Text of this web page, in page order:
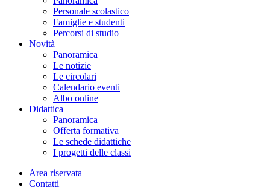
Personale scolastico
Famiglie e studenti
Percorsi di studio
Novità
Panoramica
Le notizie
Le circolari
Calendario eventi
Albo online
Didattica
Panoramica
Offerta formativa
Le schede didattiche
I progetti delle classi
Area riservata
Contatti